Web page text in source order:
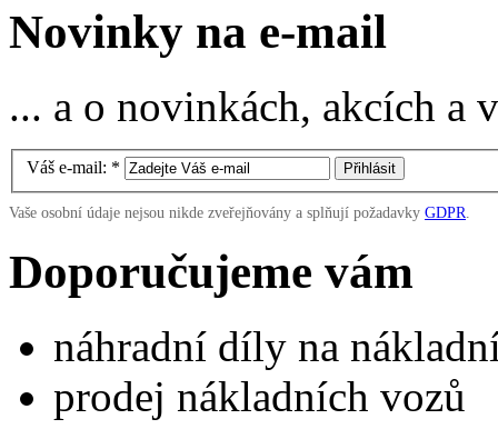
Novinky na e-mail
... a o novinkách, akcích
Váš e-mail: *
Vaše osobní údaje nejsou nikde zveřejňovány a splňují požadavky GDPR.
Doporučujeme vám
náhradní díly na
prodej nákladních vozů